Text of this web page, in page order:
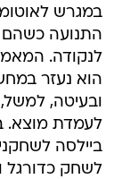
במגרש
התנועה
לנקודה.
הוא נעזר
ובעיטה,
לעמדת מוצא.
ביילסה
לשחק כדורגל